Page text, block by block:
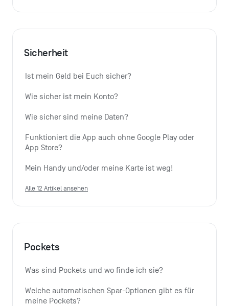
Sicherheit
Ist mein Geld bei Euch sicher?
Wie sicher ist mein Konto?
Wie sicher sind meine Daten?
Funktioniert die App auch ohne Google Play oder
App Store?
Mein Handy und/oder meine Karte ist weg!
Alle 12 Artikel ansehen
Pockets
Was sind Pockets und wo finde ich sie?
Welche automatischen Spar-Optionen gibt es für
meine Pockets?